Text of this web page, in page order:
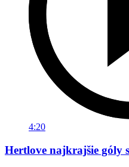
4:20
Hertlove najkrajšie góly